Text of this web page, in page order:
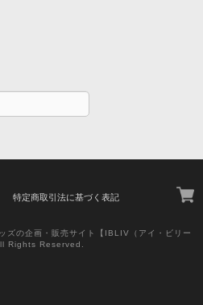
特定商取引法に基づく表記
の企画・販売サイト【IBLIV（アイ・ビリー
Rights Reserved.